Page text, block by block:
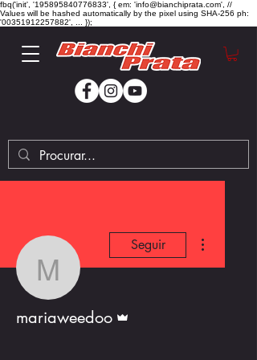
fbq('init', '195895840776833', { em: 'info@bianchiprata.com', //
Values will be hashed automatically by the pixel using SHA-256 ph:
'00351912257882', ... });
mariaweedoo
Seguir
mariaweedoo